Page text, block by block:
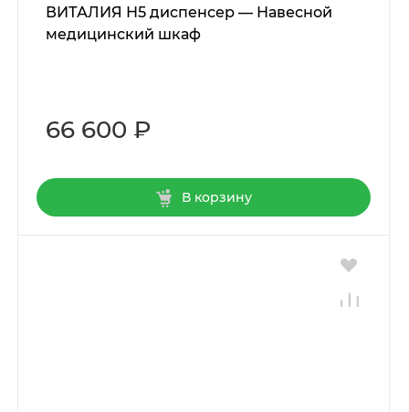
ВИТАЛИЯ Н5 диспенсер — Навесной
медицинский шкаф
66 600 ₽
В корзину